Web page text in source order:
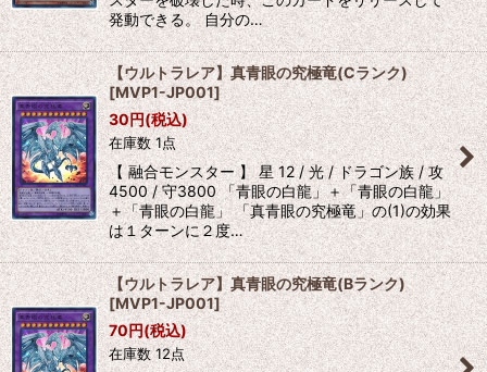
発動できる。 自分の…
【ウルトラレア】真青眼の究極竜(Cランク)
[MVP1-JP001]
30円(税込)
在庫数 1点
【 融合モンスター 】 星 12 / 光 / ドラゴン族 / 攻
4500 / 守3800 「青眼の白龍」＋「青眼の白龍」
＋「青眼の白龍」 「真青眼の究極竜」の(1)の効果
は１ターンに２度…
【ウルトラレア】真青眼の究極竜(Bランク)
[MVP1-JP001]
70円(税込)
在庫数 12点